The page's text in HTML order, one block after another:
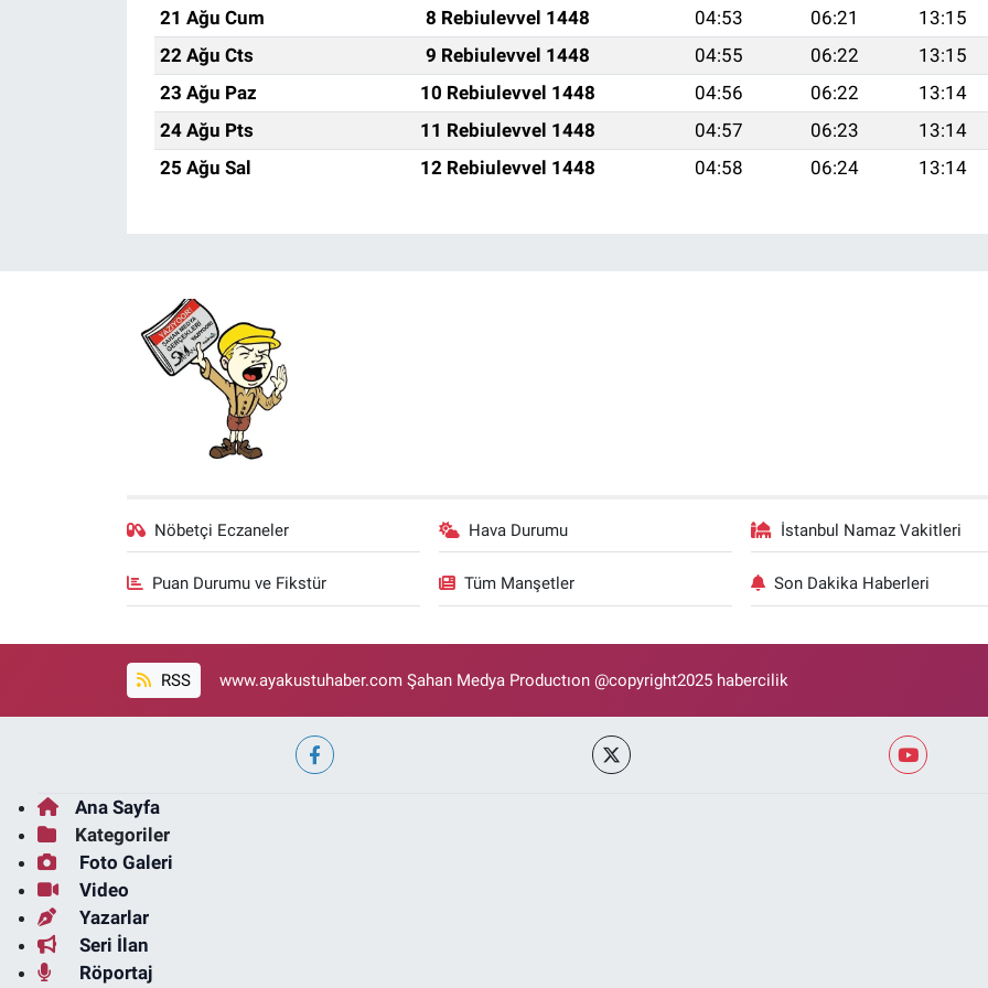
21 Ağu Cum 8 Rebiulevvel 1448 04:53 06:21
13:15
22 Ağu Cts
9 Rebiulevvel 1448 04:55 06:22
13:15
23 Ağu Paz
10 Rebiulevvel 1448 04:56 06:22
13:14
24 Ağu Pts
11 Rebiulevvel 1448 04:57 06:23
13:14
25 Ağu Sal
12 Rebiulevvel 1448 04:58 06:24 13:14
Nöbetçi Eczaneler Hava Durumu İstanbul Namaz Vakitleri
Puan Durumu ve Fikstür Tüm Manşetler Son Dakika Haberleri
RSS www.ayakustuhaber.com Şahan Medya Productıon @copyright2025 habercilik
Ana Sayfa
Kategoriler
Foto Galeri
Video
Yazarlar
Seri İlan
Röportaj